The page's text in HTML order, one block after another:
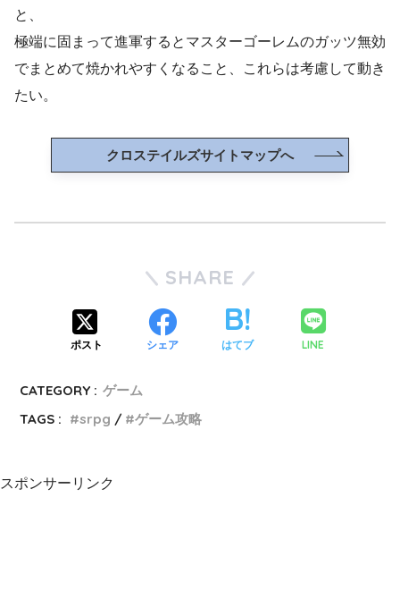
と、
極端に固まって進軍するとマスターゴーレムのガッツ無効
でまとめて焼かれやすくなること、これらは考慮して動き
たい。
クロステイルズサイトマップへ
SHARE
ポスト シェア はてブ LINE
CATEGORY : ゲーム
TAGS :
srpg ゲーム攻略
スポンサーリンク